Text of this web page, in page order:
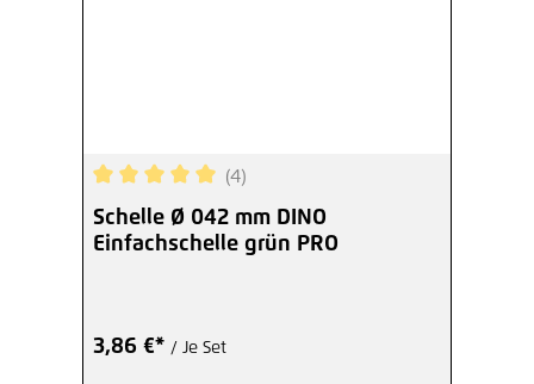
Durchschnittliche Bewertung von 5 von 5
(4)
Schelle Ø 042 mm DINO
Einfachschelle grün PRO
3,86 €* / Je Set